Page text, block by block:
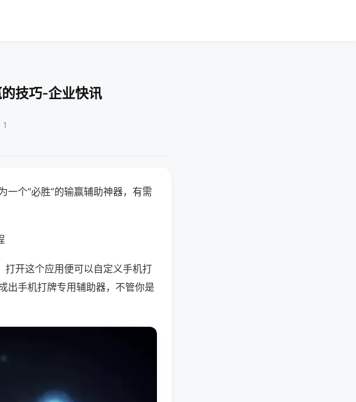
技巧-企业快讯
1
个“必胜”的输赢辅助神器，有需
打开这个应用便可以自定义手机打
出手机打牌专用辅助器，不管你是